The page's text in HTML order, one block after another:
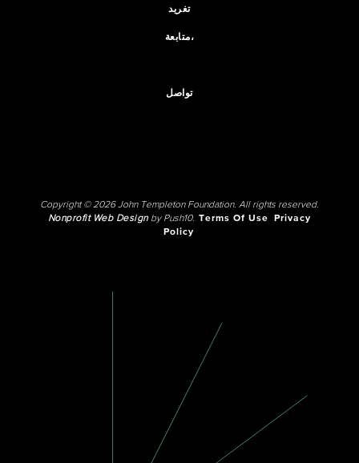
تغريد
متابعة،
تواصل
Copyright © 2026 John Templeton Foundation. All rights reserved.
Nonprofit Web Designby Push10. Terms Of Use
Privacy
Policy